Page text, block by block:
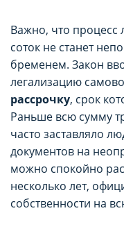
Важно, что процесс
соток не станет
бременем. Закон
легализацию
рассрочку, срок
Раньше всю сумму
часто заставляло
документов на
можно спокойно
несколько лет,
собственности на